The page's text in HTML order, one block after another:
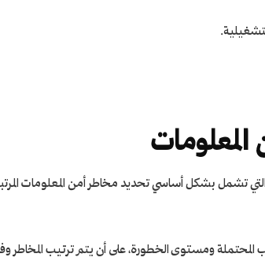
والتي تشمل بشكل أساسي تحديد مخاطر أمن المعلومات
ومستوى الخطورة، على أن يتم ترتيب المخاطر وفق